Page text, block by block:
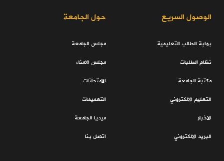
الوصول السريع
بوابة الطالب التعليمية
نظام الطلبات
مكتبة الجامعة
التعليم الالكتروني
الاخبار
البريد الالكتروني
حول الجامعة
مجلس الجامعة
مجلس الامناء
الامتحانات
التعميمات
ميديا الجامعة
اتصل بنا